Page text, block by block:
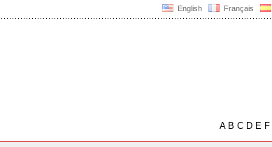
English Français
AB C D E F